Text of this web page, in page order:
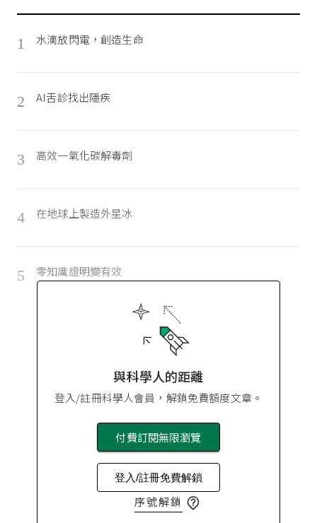
1 水滴放閃電，創造生命
2 AI舌診找出隱疾
3 高效一氧化碳解毒劑
4 在地球上製造外星冰
5 零知識證明變有效
與科學人的距離
登入/註冊科學人會員，解鎖免費額度文章。
付費訂閱無限瀏覽
登入/註冊免費解鎖
序號解鎖